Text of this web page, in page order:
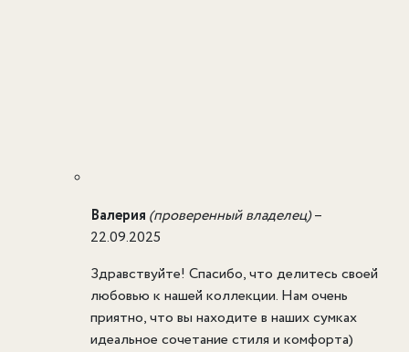
Валерия (проверенный владелец)–
22.09.2025
Здравствуйте! Спасибо, что делитесь своей
любовью к нашей коллекции. Нам очень
приятно, что вы находите в наших сумках
идеальное сочетание стиля и комфорта)